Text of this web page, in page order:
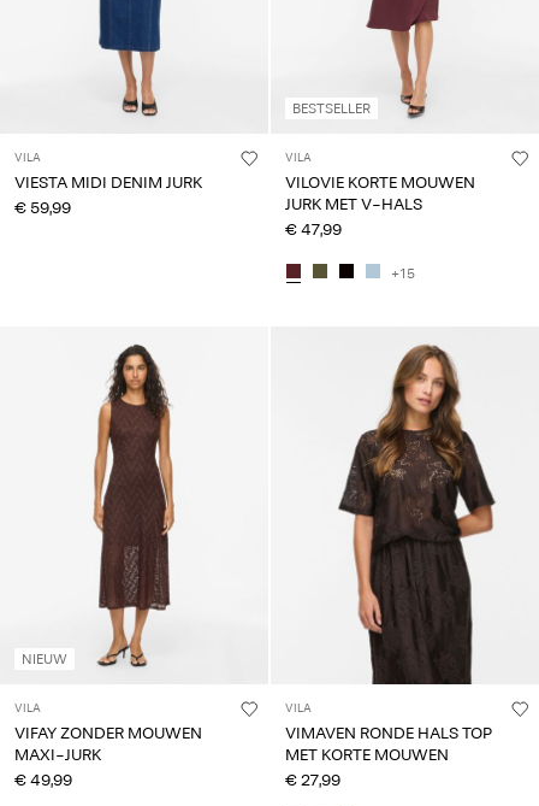
VILA
VIESTA MIDI DENIM JURK
€ 59,99
BESTSELLER
VILA
VILOVIE KORTE MOUWEN
JURK MET V-HALS
€ 47,99
+15
NIEUW
VILA
VIFAY ZONDER MOUWEN
MAXI-JURK
€ 49,99
VILA
VIMAVEN RONDE HALS TOP
MET KORTE MOUWEN
€ 27,99